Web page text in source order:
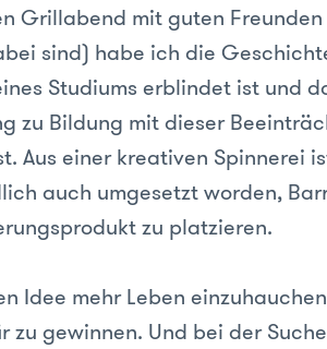
Grillabend mit guten
sind) habe ich die
Studiums erblindet ist und
zu Bildung mit dieser
Aus einer kreativen Spinnerei
auch umgesetzt worden,
zu platzieren.
Idee mehr Leben
zu gewinnen. Und bei der